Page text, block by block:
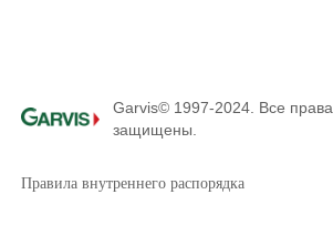
Garvis© 1997-2024. Все права
защищены.
Правила внутреннего распорядка